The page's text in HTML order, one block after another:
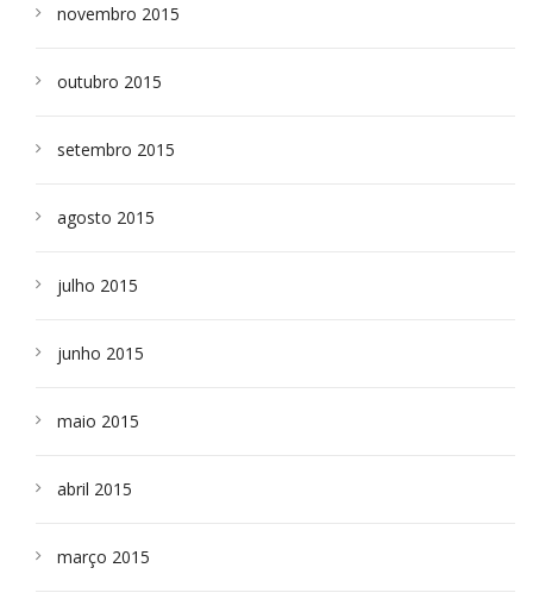
novembro 2015
outubro 2015
setembro 2015
agosto 2015
julho 2015
junho 2015
maio 2015
abril 2015
março 2015